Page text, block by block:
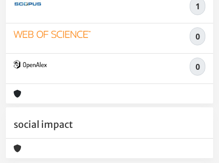
1
0
0
social impact